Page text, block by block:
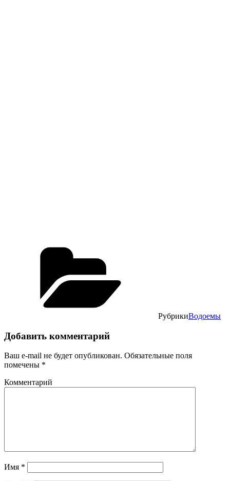
РубрикиВодоемы
Добавить комментарий
Ваш e-mail не будет опубликован. Обязательные поля
помечены *
Комментарий
Имя *